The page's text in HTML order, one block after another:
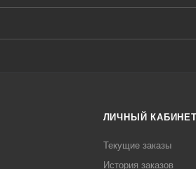
ЛИЧНЫЙ КАБИНЕТ
Текущие заказы
История заказов